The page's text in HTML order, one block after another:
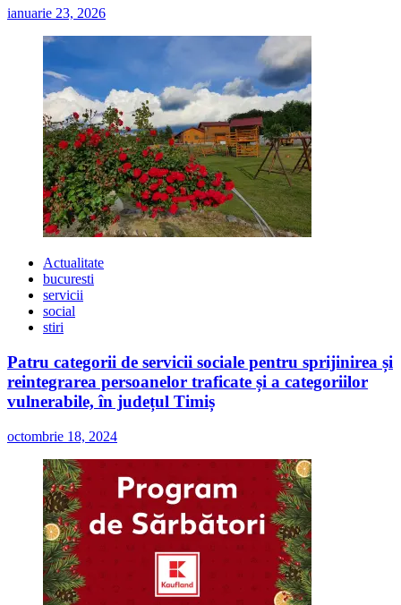
ianuarie 23, 2026
Actualitate
bucuresti
servicii
social
stiri
Patru categorii de servicii sociale pentru sprijinirea și
reintegrarea persoanelor traficate și a categoriilor
vulnerabile, în județul Timiș
octombrie 18, 2024